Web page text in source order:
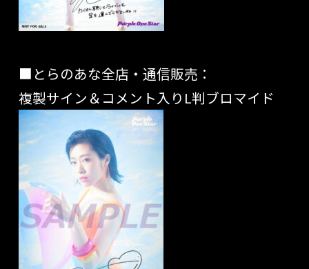
■とらのあな全店・通信販売：
複製サイン＆コメント入りL判ブロマイド